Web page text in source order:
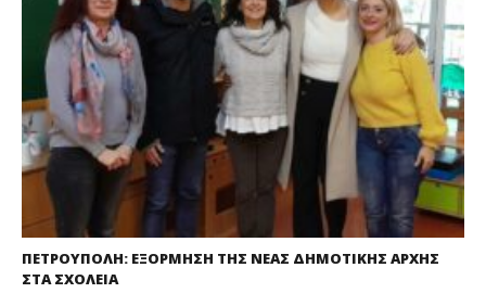
ΠΕΤΡΟΥΠΟΛΗ: ΕΞΟΡΜΗΣΗ ΤΗΣ ΝΕΑΣ ΔΗΜΟΤΙΚΗΣ ΑΡΧΗΣ
ΣΤΑ ΣΧΟΛΕΙΑ